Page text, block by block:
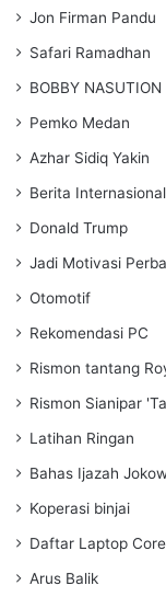
Jon Firman Pandu
Safari Ramadhan
BOBBY NASUTION
Pemko Medan
Azhar Sidiq Yakin
Berita Internasional
Donald Trump
Jadi Motivasi
Otomotif
Rekomendasi PC
Rismon tantang
Rismon Sianipar
Latihan Ringan
Bahas Ijazah
Koperasi binjai
Daftar Laptop
Arus Balik